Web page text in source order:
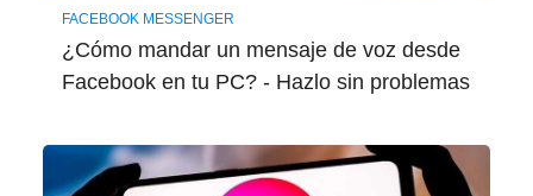
FACEBOOK MESSENGER
¿Cómo mandar un mensaje de voz desde
Facebook en tu PC? - Hazlo sin problemas